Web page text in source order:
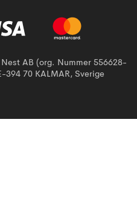
AB (org. Nummer 556628-
394 70 KALMAR, Sverige